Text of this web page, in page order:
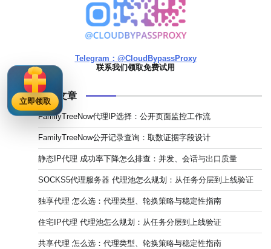
Telegram：@CloudBypassProxy
联系我们领取免费试用
浏览最多的文章
FamilyTreeNow代理IP选择：公开页面监控工作流
FamilyTreeNow公开记录查询：取数证据字段设计
静态IP代理 成功率下降怎么排查：并发、会话与出口质量
SOCKS5代理服务器 代理池怎么规划：从任务分层到上线验证
独享代理 怎么选：代理类型、轮换策略与稳定性指南
住宅IP代理 代理池怎么规划：从任务分层到上线验证
共享代理 怎么选：代理类型、轮换策略与稳定性指南
立即领取